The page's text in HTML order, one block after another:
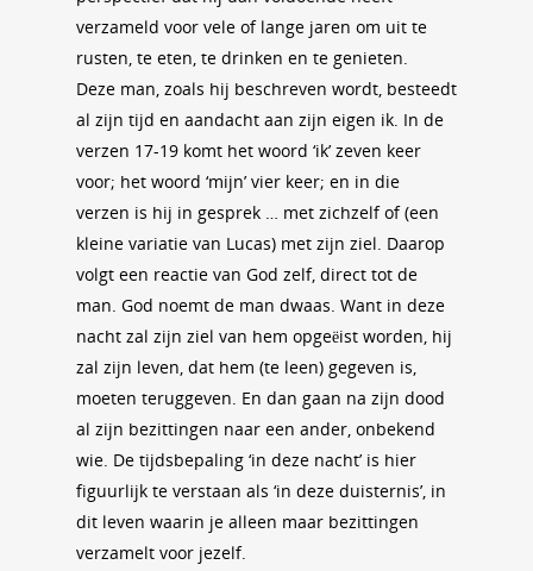
verzameld voor vele of lange jaren om uit te
rusten, te eten, te drinken en te genieten.
Deze man, zoals hij beschreven wordt, besteedt
al zijn tijd en aandacht aan zijn eigen ik. In de
verzen 17-19 komt het woord ‘ik’ zeven keer
voor; het woord ‘mijn’ vier keer; en in die
verzen is hij in gesprek … met zichzelf of (een
kleine variatie van Lucas) met zijn ziel. Daarop
volgt een reactie van God zelf, direct tot de
man. God noemt de man dwaas. Want in deze
nacht zal zijn ziel van hem opgeëist worden, hij
zal zijn leven, dat hem (te leen) gegeven is,
moeten teruggeven. En dan gaan na zijn dood
al zijn bezittingen naar een ander, onbekend
wie. De tijdsbepaling ‘in deze nacht’ is hier
figuurlijk te verstaan als ‘in deze duisternis’, in
dit leven waarin je alleen maar bezittingen
verzamelt voor jezelf.